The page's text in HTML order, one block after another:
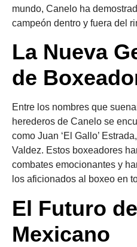
mundo, Canelo ha
campeón dentro y fuera del
La Nueva
de
Entre los nombres que
herederos de Canelo se
como Juan ‘El Gallo’
Valdez. Estos boxeadores
combates emocionantes y
los aficionados al boxeo en
El Futuro
Mexicano